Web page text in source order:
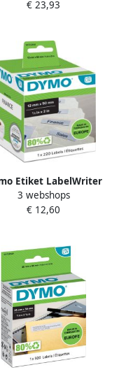
1 rolá 320 stuks wit
€ 23,93
Etiket LabelWriter
naamkaart hangmap
1 rolá 220 stuks
3 webshops
€ 12,60